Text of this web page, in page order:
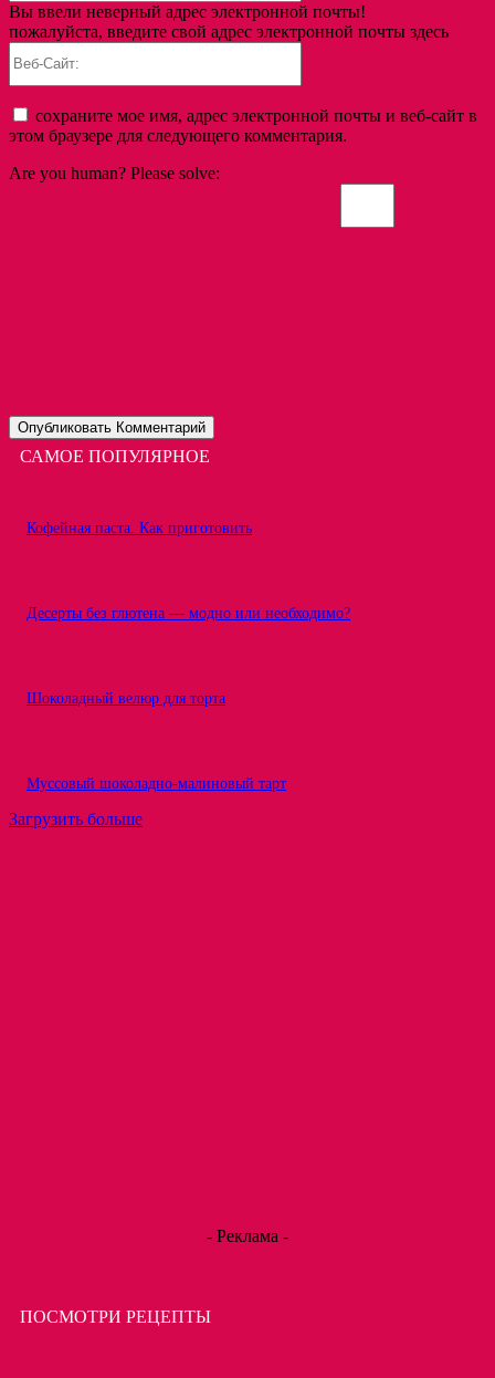
Вы ввели неверный адрес электронной почты!
пожалуйста, введите свой адрес электронной почты здесь
сохраните мое имя, адрес электронной почты и веб-сайт в
этом браузере для следующего комментария.
Are you human? Please solve:
САМОЕ ПОПУЛЯРНОЕ
Кофейная паста. Как приготовить
Десерты без глютена — модно или необходимо?
Шоколадный велюр для торта
Муссовый шоколадно-малиновый тарт
Загрузить больше
- Реклама -
ПОСМОТРИ РЕЦЕПТЫ